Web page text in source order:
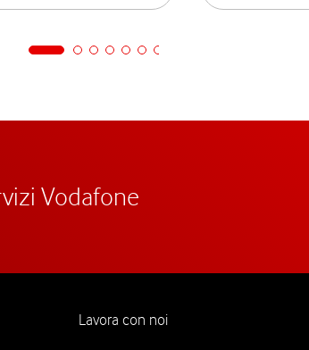
Vodafone
Lavora con noi